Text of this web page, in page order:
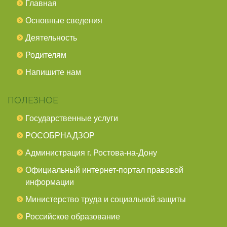
Главная
Основные сведения
Деятельность
Родителям
Напишите нам
ПОЛЕЗНОЕ
Государственные услуги
РОСОБРНАДЗОР
Администрация г. Ростова-на-Дону
Официальный интернет-портал правовой
информации
Министерство труда и социальной защиты
Российское образование